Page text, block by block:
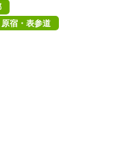
宿・表参道